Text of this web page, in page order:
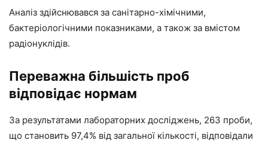
Аналіз здійснювався за санітарно-хімічними,
бактеріологічними показниками, а також за вмістом
радіонуклідів.
Переважна більшість проб
відповідає нормам
За результатами лабораторних досліджень, 263 проби,
що становить 97,4% від загальної кількості, відповідали